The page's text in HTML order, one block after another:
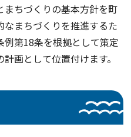
ちづくりの基本方針を町
まちづくりを推進するた
第18条を根拠として策定
画として位置付けます。